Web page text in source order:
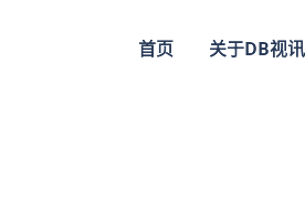
首页 关于DB视讯